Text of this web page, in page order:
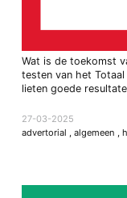
Wat is de toekomst
testen van het
lieten goede
27-03-2025
advertorial , algemeen ,